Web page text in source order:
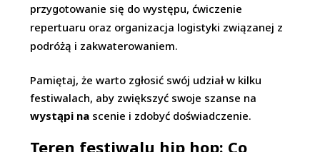
przygotowanie się do występu, ćwiczenie
repertuaru oraz organizacja logistyki związanej z
podróżą i zakwaterowaniem.
Pamiętaj, że warto zgłosić swój udział w kilku
festiwalach, aby zwiększyć swoje szanse na
wystąpi na scenie i zdobyć doświadczenie.
Teren festiwalu hip hop: Co